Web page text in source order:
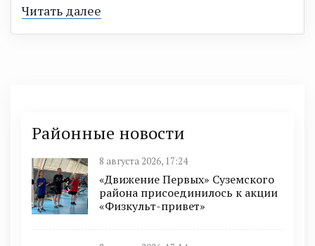
Читать далее
Районные новости
8 августа 2026, 17:24
«Движение Первых» Суземского
района присоединилось к акции
«Физкульт-привет»